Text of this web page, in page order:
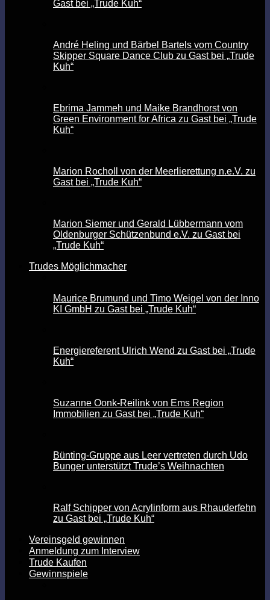
Gast bei „Trude Kuh“
André Heling und Bärbel Bartels vom Country
Skipper Square Dance Club zu Gast bei „Trude
Kuh“
Ebrima Jammeh und Maike Brandhorst von
Green Environment for Africa zu Gast bei „Trude
Kuh“
Marion Rocholl von der Meerlierettung n.e.V. zu
Gast bei „Trude Kuh“
Marion Siemer und Gerald Lübbermann vom
Oldenburger Schützenbund e.V. zu Gast bei
„Trude Kuh“
Trudes Möglichmacher
Maurice Brumund und Timo Weigel von der Inno
KI GmbH zu Gast bei „Trude Kuh“
Energiereferent Ulrich Wend zu Gast bei „Trude
Kuh“
Suzanne Oonk-Reilink von Ems Region
Immobilien zu Gast bei „Trude Kuh“
Bünting-Gruppe aus Leer vertreten durch Udo
Bunger unterstützt Trude’s Weihnachten
Ralf Schipper von Acrylinform aus Rhauderfehn
zu Gast bei „Trude Kuh“
Vereinsgeld gewinnen
Anmeldung zum Interview
Trude Kaufen
Gewinnspiele